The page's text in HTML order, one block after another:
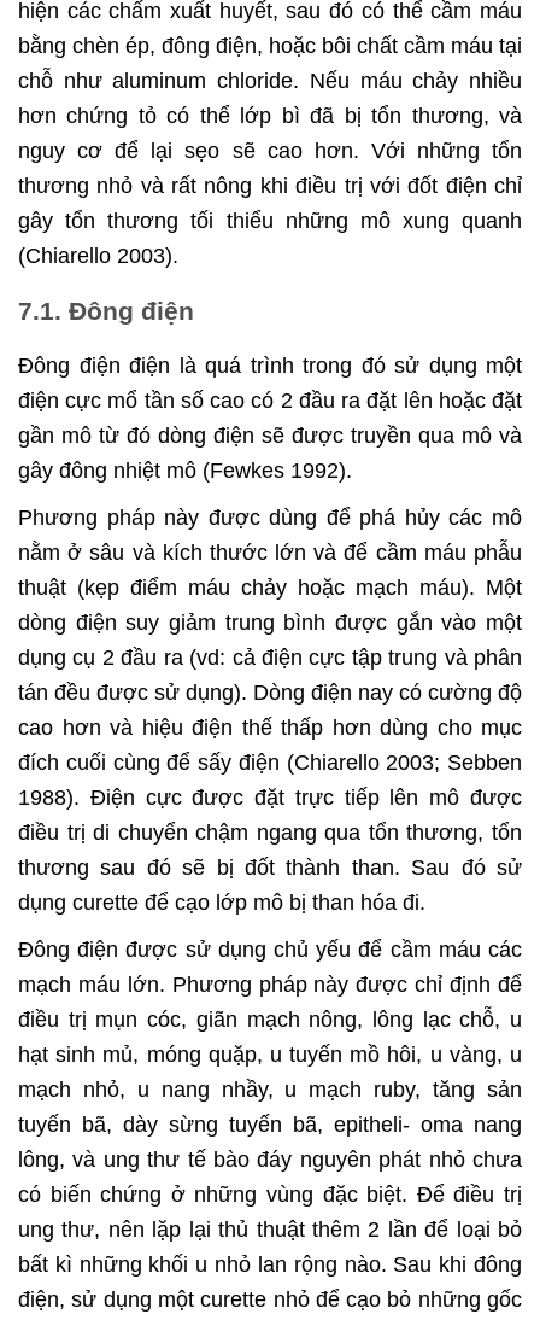
hiện các chấm xuất huyết, sau đó có thể cầm máu
bằng chèn ép, đông điện, hoặc bôi chất cầm máu tại
chỗ như aluminum chloride. Nếu máu chảy nhiều
hơn chứng tỏ có thể lớp bì đã bị tổn thương, và
nguy cơ để lại sẹo sẽ cao hơn. Với những tổn
thương nhỏ và rất nông khi điều trị với đốt điện chỉ
gây tổn thương tối thiểu những mô xung quanh
(Chiarello 2003).
7.1. Đông điện
Đông điện điện là quá trình trong đó sử dụng một
điện cực mổ tần số cao có 2 đầu ra đặt lên hoặc đặt
gần mô từ đó dòng điện sẽ được truyền qua mô và
gây đông nhiệt mô (Fewkes 1992).
Phương pháp này được dùng để phá hủy các mô
nằm ở sâu và kích thước lớn và để cầm máu phẫu
thuật (kẹp điểm máu chảy hoặc mạch máu). Một
dòng điện suy giảm trung bình được gắn vào một
dụng cụ 2 đầu ra (vd: cả điện cực tập trung và phân
tán đều được sử dụng). Dòng điện nay có cường độ
cao hơn và hiệu điện thế thấp hơn dùng cho mục
đích cuối cùng để sấy điện (Chiarello 2003; Sebben
1988). Điện cực được đặt trực tiếp lên mô được
điều trị di chuyển chậm ngang qua tổn thương, tổn
thương sau đó sẽ bị đốt thành than. Sau đó sử
dụng curette để cạo lớp mô bị than hóa đi.
Đông điện được sử dụng chủ yếu để cầm máu các
mạch máu lớn. Phương pháp này được chỉ định để
điều trị mụn cóc, giãn mạch nông, lông lạc chỗ, u
hạt sinh mủ, móng quặp, u tuyến mồ hôi, u vàng, u
mạch nhỏ, u nang nhầy, u mạch ruby, tăng sản
tuyến bã, dày sừng tuyến bã, epitheli- oma nang
lông, và ung thư tế bào đáy nguyên phát nhỏ chưa
có biến chứng ở những vùng đặc biệt. Để điều trị
ung thư, nên lặp lại thủ thuật thêm 2 lần để loại bỏ
bất kì những khối u nhỏ lan rộng nào. Sau khi đông
điện, sử dụng một curette nhỏ để cạo bỏ những gốc